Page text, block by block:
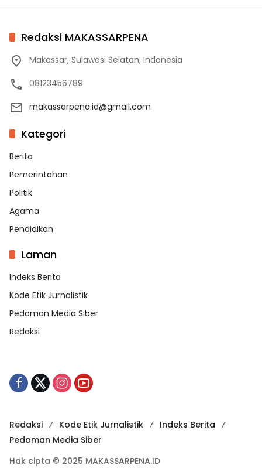
Redaksi MAKASSARPENA
Makassar, Sulawesi Selatan, Indonesia
08123456789
makassarpena.id@gmail.com
Kategori
Berita
Pemerintahan
Politik
Agama
Pendidikan
Laman
Indeks Berita
Kode Etik Jurnalistik
Pedoman Media Siber
Redaksi
Redaksi Kode Etik Jurnalistik
Indeks Berita
Pedoman Media Siber
Hak cipta © 2025 MAKASSARPENA.ID